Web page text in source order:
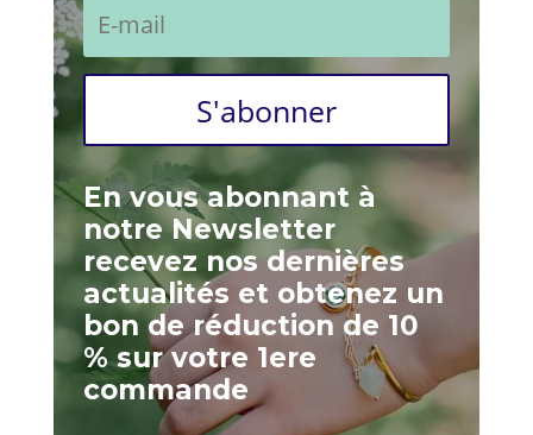
S'abonner
En vous abonnant à
notre Newsletter
recevez nos dernières
actualités et obtenez un
bon de réduction de 10
% sur votre 1ere
commande